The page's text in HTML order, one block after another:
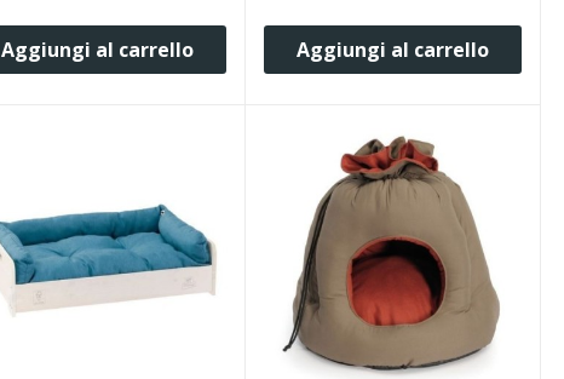
Aggiungi al carrello Aggiungi al carrello